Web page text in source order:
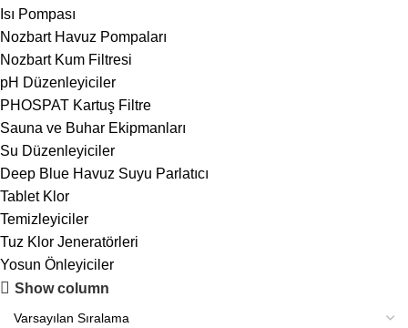
Isı Pompası
Nozbart Havuz Pompaları
Nozbart Kum Filtresi
pH Düzenleyiciler
PHOSPAT Kartuş Filtre
Sauna ve Buhar Ekipmanları
Su Düzenleyiciler
Deep Blue Havuz Suyu Parlatıcı
Tablet Klor
Temizleyiciler
Tuz Klor Jeneratörleri
Yosun Önleyiciler
Show column